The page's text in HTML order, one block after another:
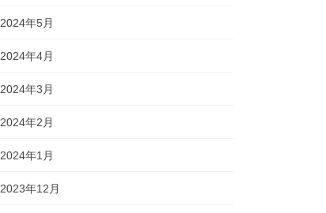
2024年5月
2024年4月
2024年3月
2024年2月
2024年1月
2023年12月